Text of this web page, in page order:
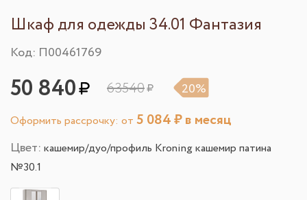
Шкаф для одежды 34.01 Фантазия
Код: П00461769
50 840 63540 20%
Оформить рассрочку: от 5 084₽ в месяц
Цвет: кашемир/дуо/профиль Kroning кашемир патина
№30.1